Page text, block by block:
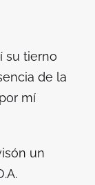
su tierno
de la
mí
un